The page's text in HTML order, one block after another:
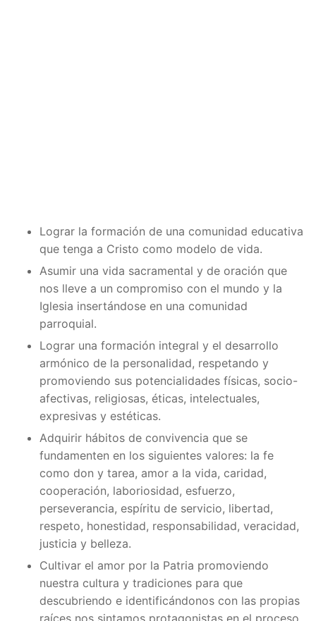
Lograr la formación de una comunidad educativa
que tenga a Cristo como modelo de vida.
Asumir una vida sacramental y de oración que
nos lleve a un compromiso con el mundo y la
Iglesia insertándose en una comunidad
parroquial.
Lograr una formación integral y el desarrollo
armónico de la personalidad, respetando y
promoviendo sus potencialidades físicas, socio-
afectivas, religiosas, éticas, intelectuales,
expresivas y estéticas.
Adquirir hábitos de convivencia que se
fundamenten en los siguientes valores: la fe
como don y tarea, amor a la vida, caridad,
cooperación, laboriosidad, esfuerzo,
perseverancia, espíritu de servicio, libertad,
respeto, honestidad, responsabilidad, veracidad,
justicia y belleza.
Cultivar el amor por la Patria promoviendo
nuestra cultura y tradiciones para que
descubriendo e identificándonos con las propias
raíces nos sintamos protagonistas en el proceso